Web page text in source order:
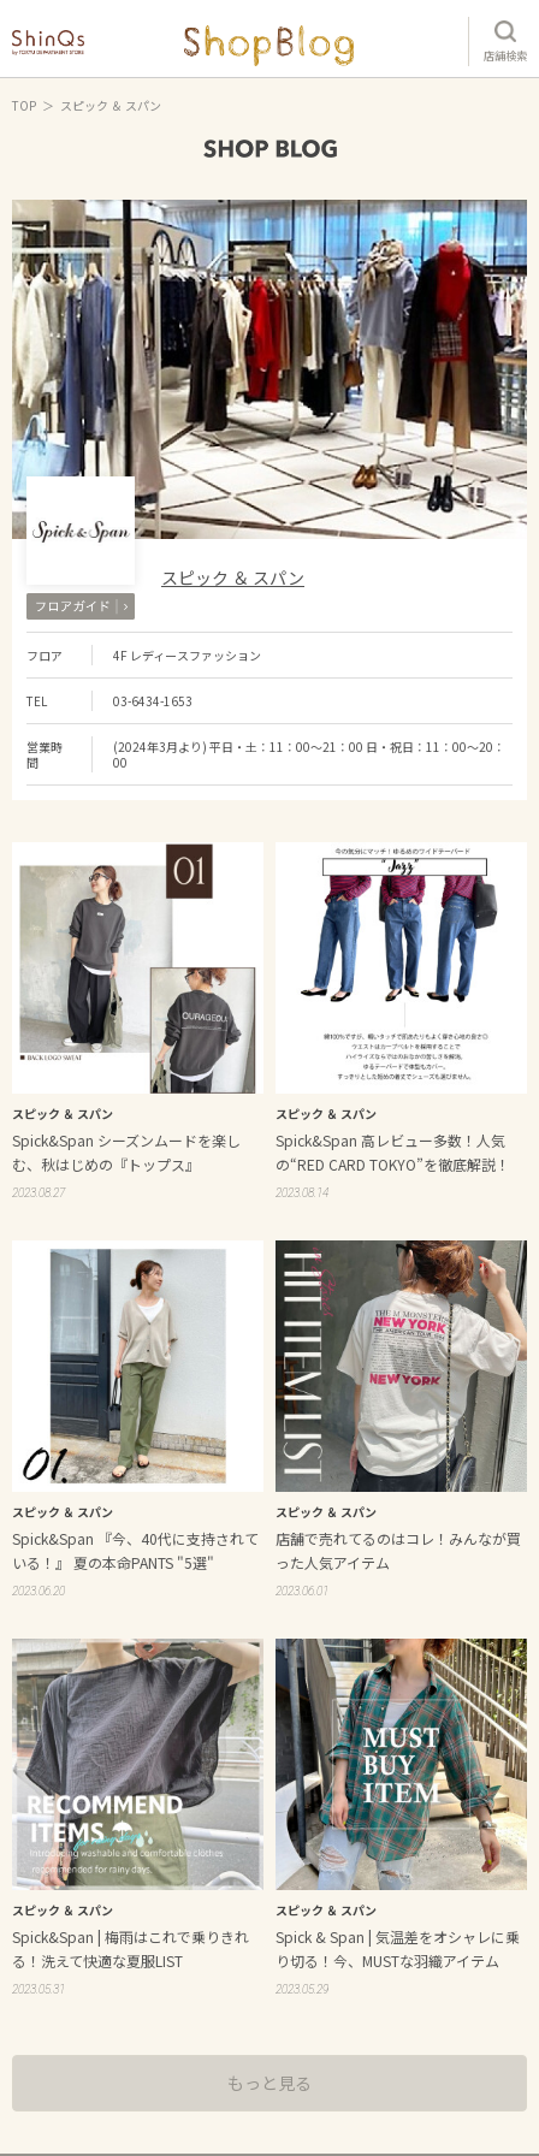
店舗検索
TOP スピック ＆ スパン
スピック ＆ スパン
フロア 4F レディースファッション
TEL 03-6434-1653
営業時
間
(2024年3月より) 平日・土：11：00～21：00 日・祝日：11：00～20：
00
スピック ＆ スパン
Spick&Span シーズンムードを楽し
む、秋はじめの『トップス』
2023.08.27
スピック ＆ スパン
Spick&Span 高レビュー多数！人気
の“RED CARD TOKYO”を徹底解説！
2023.08.14
スピック ＆ スパン
Spick&Span 『今、40代に支持されて
いる！』 夏の本命PANTS "5選"
2023.06.20
スピック ＆ スパン
店舗で売れてるのはコレ！みんなが買
った人気アイテム
2023.06.01
スピック ＆ スパン
Spick&Span | 梅雨はこれで乗りきれ
る！洗えて快適な夏服LIST
2023.05.31
スピック ＆ スパン
Spick & Span | 気温差をオシャレに乗
り切る！今、MUSTな羽織アイテム
2023.05.29
もっと見る